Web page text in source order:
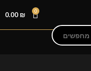
0
0.00 ₪